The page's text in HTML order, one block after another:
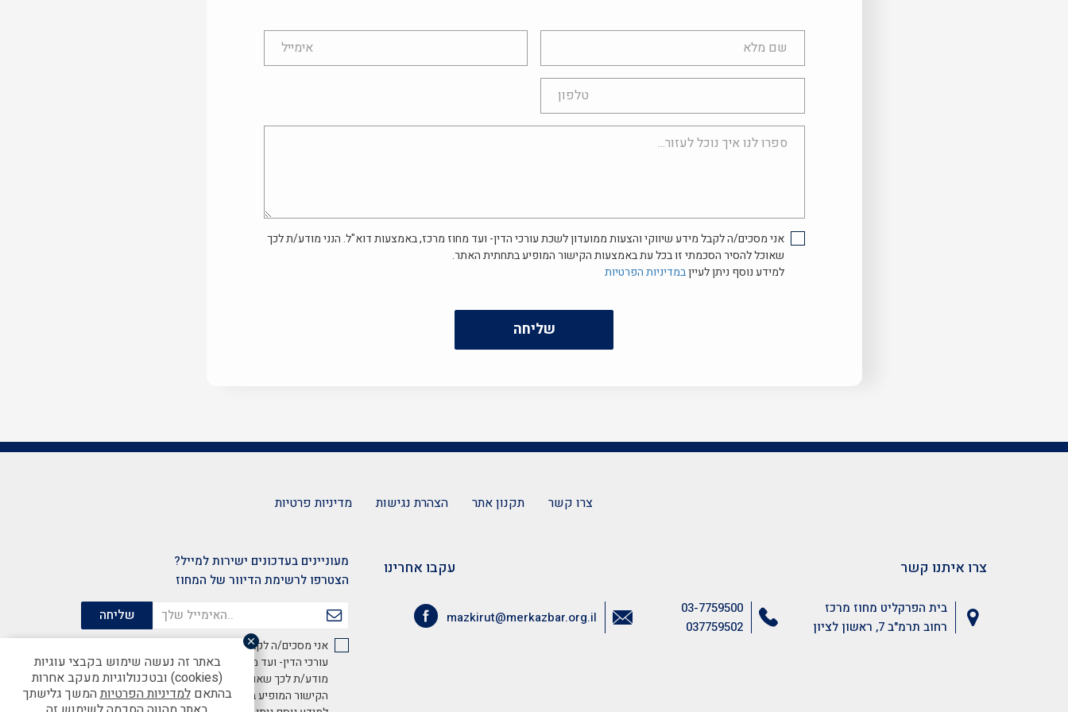
שם
מלא
אימייל
טלפון
ספרו
אני מסכים/ה לקבל מידע שיווקי והצעות ממועדון לשכת עורכי הדין- ועד מחוז מרכז, באמצעות דוא"ל. הנני מודע/ת לכך
שאוכל להסיר הסכמתי זו בכל עת באמצעות הקישור המופיע בתחתית האתר.
למידע נוסף ניתן לעייןבמדיניות הפרטיות
שליחה
צרו קשר תקנון אתר הצהרת נגישות מדיניות פרטיות
צרו איתנו קשר
בית הפרקליט מחוז מרכז
רחוב תרמ"ב 7, ראשון לציון
03-7759500
037759502
mazkirut@merkazbar.org.il
עקבו אחרינו
מעוניינים בעדכונים ישירות למייל?
הצטרפו לרשימת הדיוור של המחוז
אני מסכים/ה לקבל מידע שיווקי והצעות ממועדון לשכת
עורכי הדין- ועד מחוז מרכז, באמצעות דוא"ל. הנני
מודע/ת לכך שאוכל להסיר הסכמתי זו בכל עת באמצעות
הקישור המופיע בתחתית האתר.
באתר זה נעשה שימוש בקבצי עוגיות
(cookies) ובטכנולוגיות מעקב אחרות
בהתאםלמדיניות הפרטיותהמשך גלישתך